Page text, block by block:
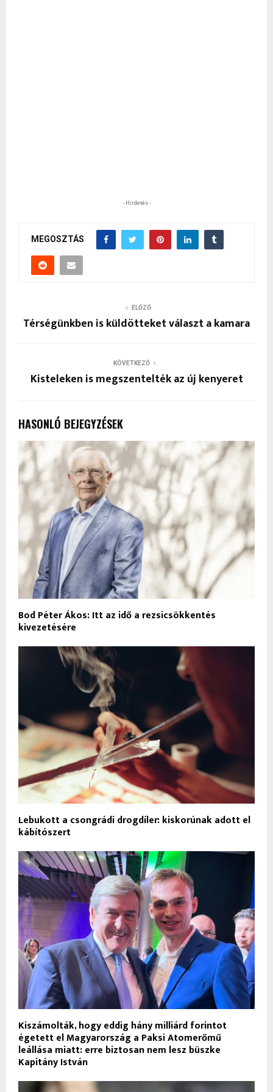
- Hirdetés -
MEGOSZTÁS
ELŐZŐ
Térségünkben is küldötteket választ a kamara
KÖVETKEZŐ
Kisteleken is megszentelték az új kenyeret
HASONLÓ BEJEGYZÉSEK
Bod Péter Ákos: Itt az idő a rezsicsökkentés
kivezetésére
Lebukott a csongrádi drogdíler: kiskorúnak adott el
kábítószert
Kiszámolták, hogy eddig hány milliárd forintot
égetett el Magyarország a Paksi Atomerőmű
leállása miatt: erre biztosan nem lesz büszke
Kapitány István